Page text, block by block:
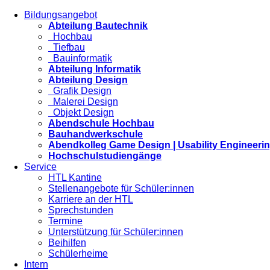
Bildungsangebot
Abteilung Bautechnik
Hochbau
Tiefbau
Bauinformatik
Abteilung Informatik
Abteilung Design
Grafik Design
Malerei Design
Objekt Design
Abendschule Hochbau
Bauhandwerkschule
Abendkolleg Game Design | Usability
Hochschulstudiengänge
Service
HTL Kantine
Stellenangebote für Schüler:innen
Karriere an der HTL
Sprechstunden
Termine
Unterstützung für Schüler:innen
Beihilfen
Schülerheime
Intern